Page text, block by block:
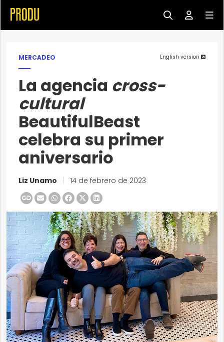
MERCADEO English version
La agencia cross-
cultural
BeautifulBeast
celebra su primer
aniversario
Liz Unamo 14 de febrero de 2023